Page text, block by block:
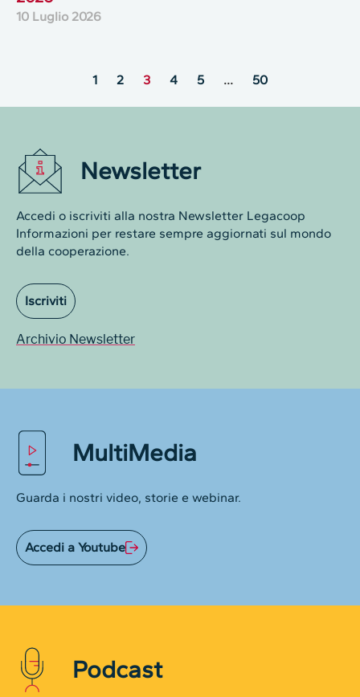
10 Luglio 2026
1 2 3 4 5 … 50
Newsletter
Accedi o iscriviti alla nostra Newsletter Legacoop
Informazioni per restare sempre aggiornati sul mondo
della cooperazione.
Iscriviti
Archivio Newsletter
MultiMedia
Guarda i nostri video, storie e webinar.
Accedi a Youtube
Podcast